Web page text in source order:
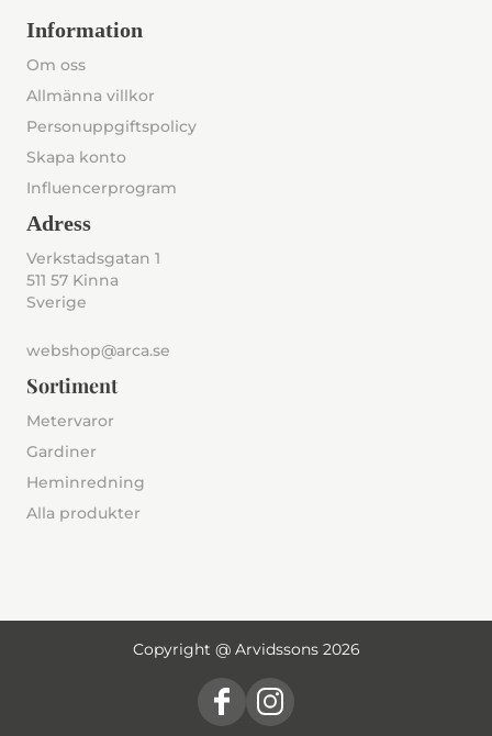
Information
Om oss
Allmänna villkor
Personuppgiftspolicy
Skapa konto
Influencerprogram
Adress
Verkstadsgatan 1
511 57 Kinna
Sverige
webshop@arca.se
Sortiment
Metervaror
Gardiner
Heminredning
Alla produkter
Copyright @ Arvidssons 2026